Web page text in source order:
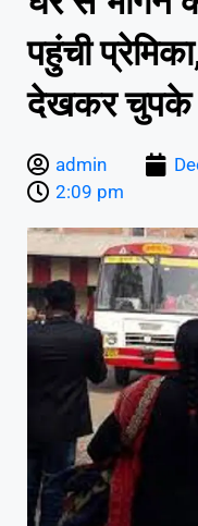
पहुंची
देखकर चुपके
admin
2:09 pm